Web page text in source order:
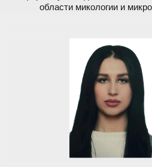
области микологии и